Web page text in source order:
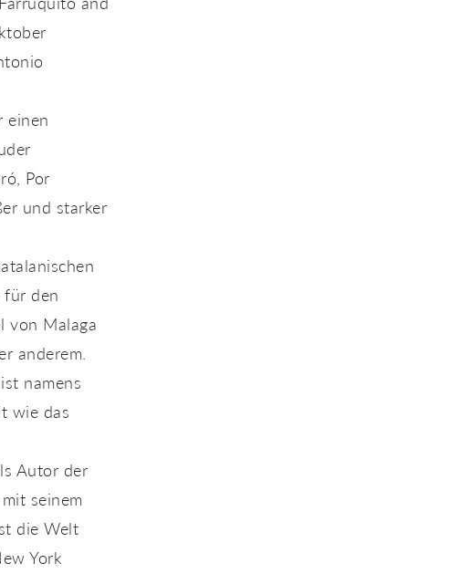
einen
Por
und starker
für den
von Malaga
anderem.
namens
wie das
Autor der
seinem
die Welt
York